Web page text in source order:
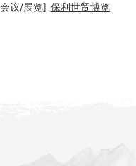
会议/展览] 保利世贸博览